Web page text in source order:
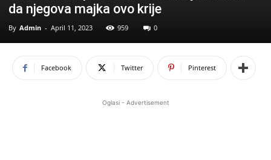
da njegova majka ovo krije
By Admin - April 11, 2023 959 0
Facebook Twitter Pinterest
Oglasi - Advertisement